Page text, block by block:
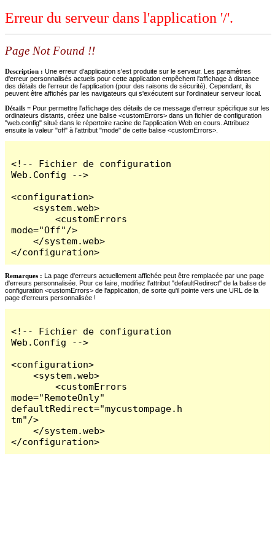
Erreur du serveur dans l'application '/'.
Page Not Found !!
Description : Une erreur d'application s'est produite sur le serveur. Les paramètres
d'erreur personnalisés actuels pour cette application empêchent l'affichage à distance
des détails de l'erreur de l'application (pour des raisons de sécurité). Cependant, ils
peuvent être affichés par les navigateurs qui s'exécutent sur l'ordinateur serveur local.
Détails = Pour permettre l'affichage des détails de ce message d'erreur spécifique sur les
ordinateurs distants, créez une balise <customErrors> dans un fichier de configuration
"web.config" situé dans le répertoire racine de l'application Web en cours. Attribuez
ensuite la valeur "off" à l'attribut "mode" de cette balise <customErrors>.
<!-- Fichier de configuration
Web.Config -->
<configuration>
    <system.web>
        <customErrors
mode="Off"/>
    </system.web>
</configuration>
Remarques : La page d'erreurs actuellement affichée peut être remplacée par une page
d'erreurs personnalisée. Pour ce faire, modifiez l'attribut "defaultRedirect" de la balise de
configuration <customErrors> de l'application, de sorte qu'il pointe vers une URL de la
page d'erreurs personnalisée !
<!-- Fichier de configuration
Web.Config -->
<configuration>
    <system.web>
        <customErrors
mode="RemoteOnly"
defaultRedirect="mycustompage.h
tm"/>
    </system.web>
</configuration>